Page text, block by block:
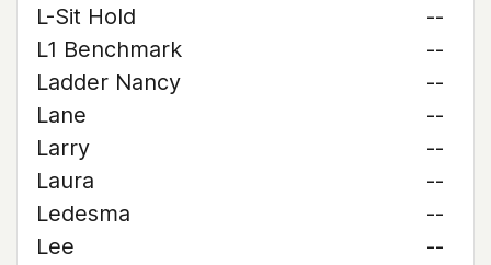
L-Sit Hold
--
L1 Benchmark
--
Ladder Nancy
--
Lane
--
Larry
--
Laura
--
Ledesma
--
Lee
--